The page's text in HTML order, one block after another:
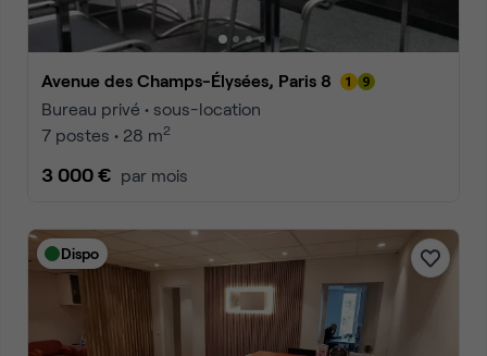
Avenue des Champs-Élysées, Paris 8
Bureau privé • sous-location
7 postes • 28 m2
3 000 € par mois
Dispo